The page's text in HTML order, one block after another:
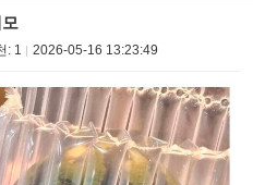
: 1 2026-05-16 13:23:49